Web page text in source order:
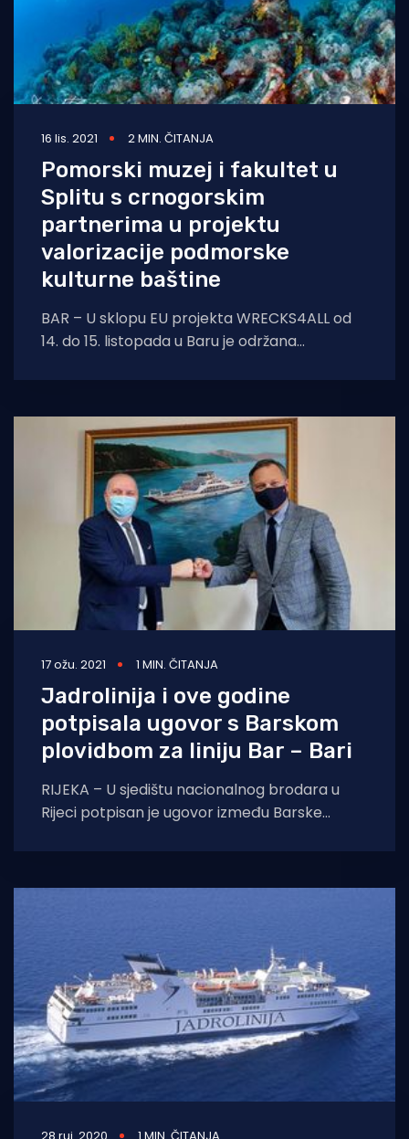
Ekologija
Tradicija i kultura
16 lis. 2021 2 MIN. ČITANJA
Pomorski muzej i fakultet u
Splitu s crnogorskim
partnerima u projektu
valorizacije podmorske
kulturne baštine
BAR – U sklopu EU projekta WRECKS4ALL od
14. do 15. listopada u Baru je održana
17 ožu. 2021 1 MIN. ČITANJA
Jadrolinija i ove godine
potpisala ugovor s Barskom
plovidbom za liniju Bar – Bari
RIJEKA – U sjedištu nacionalnog brodara u
Rijeci potpisan je ugovor između Barske
tradicionalno
28 ruj. 2020 1 MIN. ČITANJA